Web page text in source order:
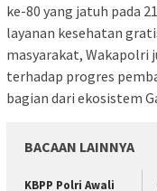
ke-80 yang jatuh pada
layanan kesehatan
masyarakat, Wakapolri
terhadap progres
bagian dari ekosistem
BACAAN LAINNYA
KBPP Polri Awali